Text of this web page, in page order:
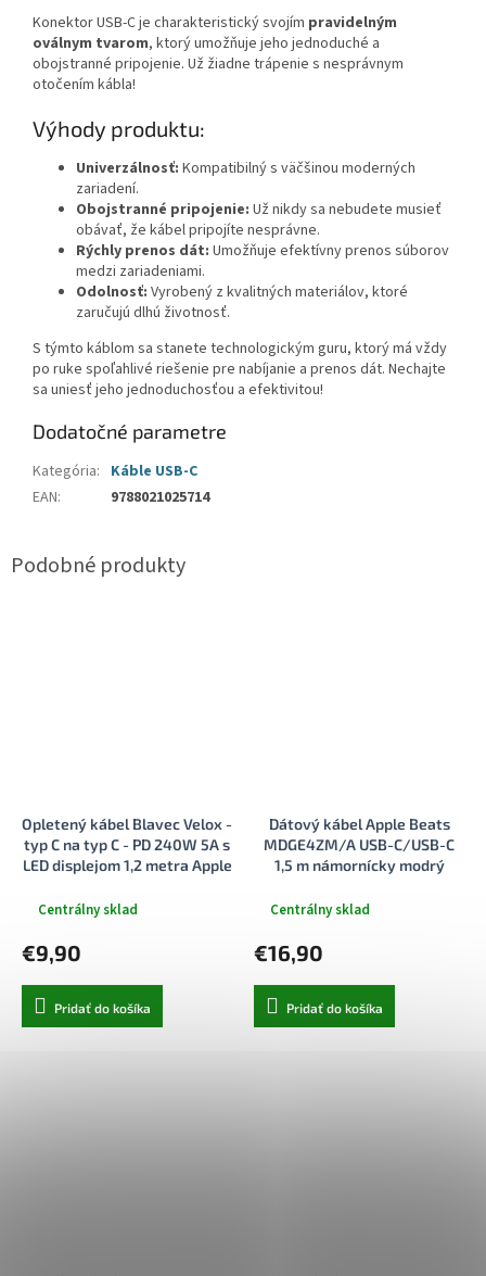
Konektor USB-C je charakteristický svojím pravidelným
oválnym tvarom, ktorý umožňuje jeho jednoduché a
obojstranné pripojenie. Už žiadne trápenie s nesprávnym
otočením kábla!
Výhody produktu:
Univerzálnosť: Kompatibilný s väčšinou moderných
zariadení.
Obojstranné pripojenie: Už nikdy sa nebudete musieť
obávať, že kábel pripojíte nesprávne.
Rýchly prenos dát: Umožňuje efektívny prenos súborov
medzi zariadeniami.
Odolnosť: Vyrobený z kvalitných materiálov, ktoré
zaručujú dlhú životnosť.
S týmto káblom sa stanete technologickým guru, ktorý má vždy
po ruke spoľahlivé riešenie pre nabíjanie a prenos dát. Nechajte
sa uniesť jeho jednoduchosťou a efektivitou!
Dodatočné parametre
Kategória: Káble USB-C
EAN: 9788021025714
Opletený kábel Blavec Velox -
typ C na typ C - PD 240W 5A s
LED displejom 1,2 metra Apple
CC5B12) čierny
Centrálny sklad
€9,90
Pridať do košíka
Dátový kábel Apple Beats
MDGE4ZM/A USB-C/USB-C
1,5 m námornícky modrý
Centrálny sklad
€16,90
Pridať do košíka